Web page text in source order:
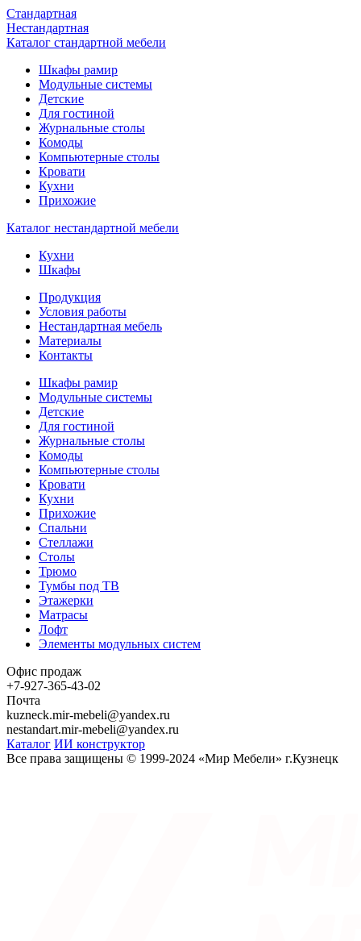
Стандартная
Нестандартная
Каталог стандартной мебели
Шкафы рамир
Модульные системы
Детские
Для гостиной
Журнальные столы
Комоды
Компьютерные столы
Кровати
Кухни
Прихожие
Каталог нестандартной мебели
Кухни
Шкафы
Продукция
Условия работы
Нестандартная мебель
Материалы
Контакты
Шкафы рамир
Модульные системы
Детские
Для гостиной
Журнальные столы
Комоды
Компьютерные столы
Кровати
Кухни
Прихожие
Спальни
Стеллажи
Столы
Трюмо
Тумбы под ТВ
Этажерки
Матрасы
Лофт
Элементы модульных систем
Офис продаж
+7-927-365-43-02
Почта
kuzneck.mir-mebeli@yandex.ru
nestandart.mir-mebeli@yandex.ru
Каталог ИИ конструктор
Все права защищены © 1999-2024 «Мир Мебели» г.Кузнецк